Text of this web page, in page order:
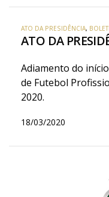
ATO DA PRESIDÊNCIA,
ATO DA
Adiamento do
de Futebol
2020.
18/03/2020